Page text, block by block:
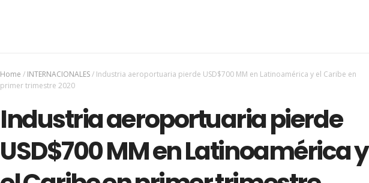
Home / INTERNACIONALES/ Industria aeroportuaria pierde USD$700 MM en Latinoamérica y el Caribe en
primer trimestre 2020
Industria aeroportuaria pierde
USD$700 MM en Latinoamérica y